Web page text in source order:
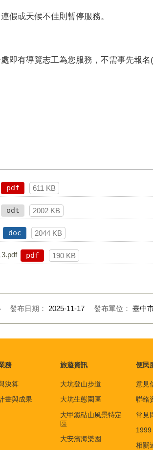
假或天候不佳則暫停服務。
即有導覽志工為您服務，不需事先報
pdf 611 KB
odt 2002 KB
doc 2044 KB
pdf 190 KB
發布日期： 2025-11-17 發布單位： 臺中
務
決算
畫與成果
旅遊資訊
大坑登山步道
大坑生態園區
大甲鐵砧山風景特定
區
大安濱海樂園
便民
意見
聯絡
常見
1999
相關